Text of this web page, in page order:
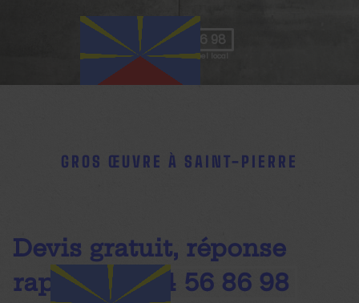
09 74 56 86 98
GROS ŒUVRE À SAINT-PIERRE
Devis gratuit, réponse
rapide
09 74 56 86 98